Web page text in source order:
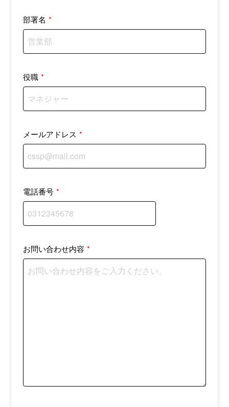
部署名 *
役職 *
メールアドレス *
電話番号 *
お問い合わせ内容 *